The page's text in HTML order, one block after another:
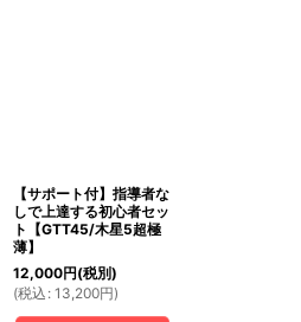
【サポート付】指導者な
しで上達する初心者セッ
ト【GTT45/木星5超極
薄】
12,000円(税別)
(税込 : 13,200円)